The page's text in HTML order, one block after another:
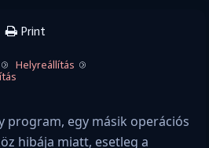
Print
Helyreállítás
program, egy másik operációs
hibája miatt, esetleg a